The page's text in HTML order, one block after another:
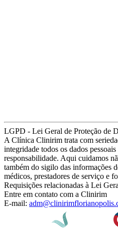
LGPD - Lei Geral de Proteção de
A Clínica Clinirim trata com
integridade todos os dados
responsabilidade. Aqui cuidamos
também do sigilo das informações
médicos, prestadores de serviço e
Requisições relacionadas à Lei
Entre em contato com a Clinirim
E-mail: